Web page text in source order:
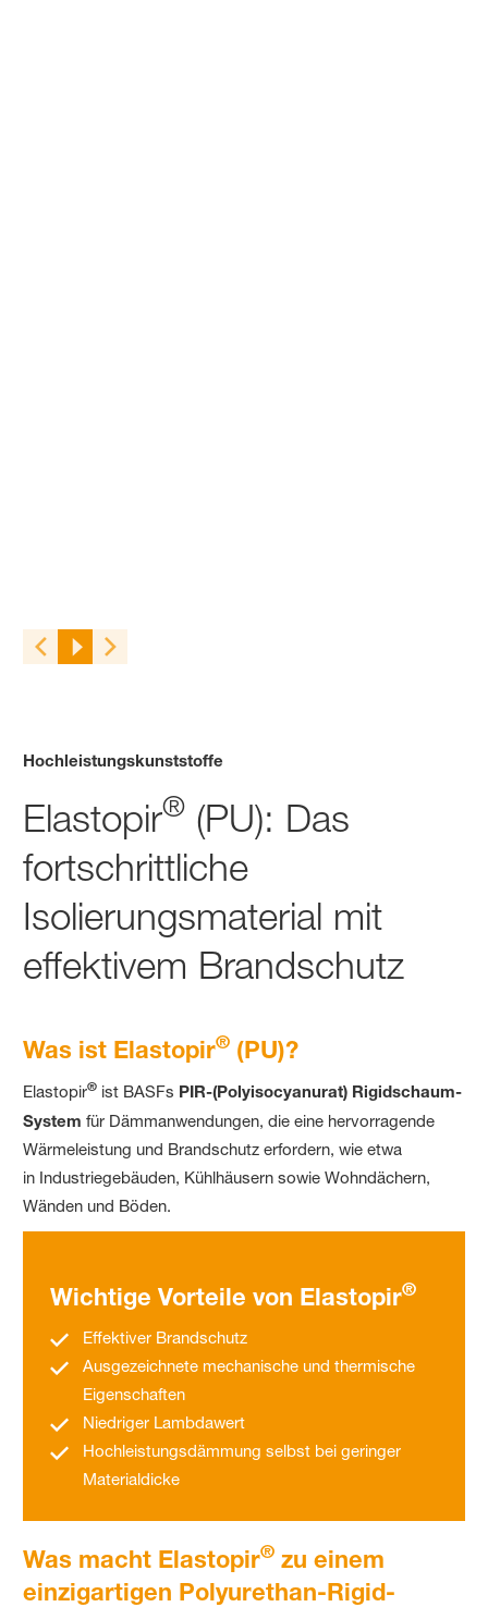
Hochleistungskunststoffe
Elastopir® (PU): Das
fortschrittliche
Isolierungsmaterial mit
effektivem Brandschutz
Was ist Elastopir® (PU)?
Elastopir® ist BASFs PIR-(Polyisocyanurat) Rigidschaum-
System für Dämmanwendungen, die eine hervorragende
Wärmeleistung und Brandschutz erfordern, wie etwa
in Industriegebäuden, Kühlhäusern sowie Wohndächern,
Wänden und Böden.
Wichtige Vorteile von Elastopir®
Effektiver Brandschutz
Ausgezeichnete mechanische und thermische
Eigenschaften
Niedriger Lambdawert
Hochleistungsdämmung selbst bei geringer
Materialdicke
Was macht Elastopir® zu einem
einzigartigen Polyurethan-Rigid-